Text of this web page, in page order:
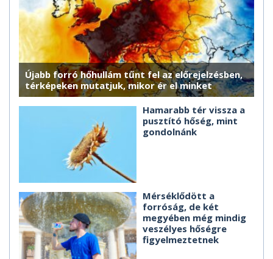
Újabb forró hőhullám tűnt fel az előrejelzésben,
térképeken mutatjuk, mikor ér el minket
Hamarabb tér vissza a
pusztító hőség, mint
gondolnánk
Mérséklődött a
forróság, de két
megyében még mindig
veszélyes hőségre
figyelmeztetnek